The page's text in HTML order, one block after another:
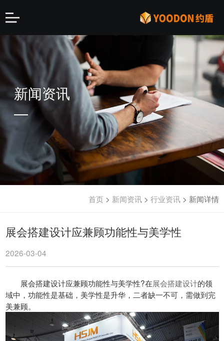
新闻资讯
首页 > 新闻资讯> 行业资讯> 新闻详情
展会搭建设计应兼顾功能性与美学性
2026-03-04
展会搭建设计应兼顾功能性与美学性?在展会搭建设计的领
域中，功能性是基础，美学性是升华，二者缺一不可，需做到完
美兼顾。